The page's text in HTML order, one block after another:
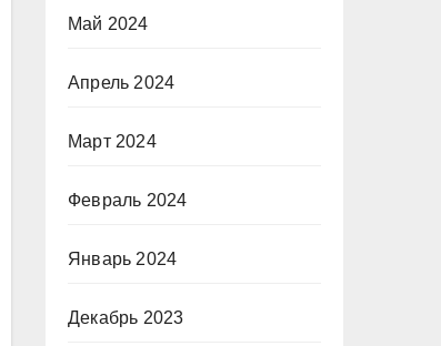
Май 2024
Апрель 2024
Март 2024
Февраль 2024
Январь 2024
Декабрь 2023